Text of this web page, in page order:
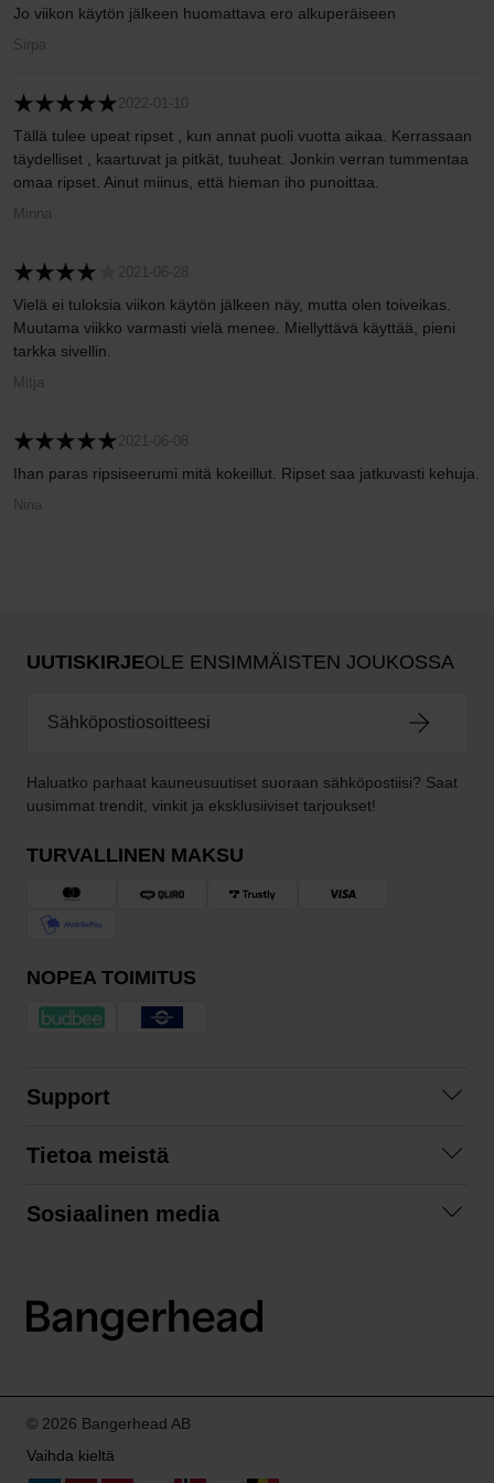
Jo viikon käytön jälkeen huomattava ero alkuperäiseen
Sirpa
2022-01-10
Tällä tulee upeat ripset , kun annat puoli vuotta aikaa. Kerrassaan
täydelliset , kaartuvat ja pitkät, tuuheat. Jonkin verran tummentaa
omaa ripset. Ainut miinus, että hieman iho punoittaa.
Minna
2021-06-28
Vielä ei tuloksia viikon käytön jälkeen näy, mutta olen toiveikas.
Muutama viikko varmasti vielä menee. Miellyttävä käyttää, pieni
tarkka sivellin.
Mitja
2021-06-08
Ihan paras ripsiseerumi mitä kokeillut. Ripset saa jatkuvasti kehuja.
Nina
UUTISKIRJEOLE ENSIMMÄISTEN JOUKOSSA
Haluatko parhaat kauneusuutiset suoraan sähköpostiisi? Saat
uusimmat trendit, vinkit ja eksklusiiviset tarjoukset!
TURVALLINEN MAKSU
NOPEA TOIMITUS
Support
Tilausehdot
Tietoa meistä
Sosiaalinen media
LinkedIn
© 2026 Bangerhead AB
Vaihda kieltä